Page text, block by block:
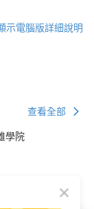
示電腦版詳細說明
查看全部
學院